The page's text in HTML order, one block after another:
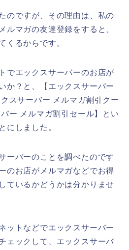
のですが、その理由は、私の
ルマガの友達登録をすると、
くるからです。
でエックスサーバーのお店が
か？と、【エックスサーバー
スサーバー メルマガ割引クー
ー メルマガ割引セール】とい
にしました。
ーバーのことを調べたのです
のお店がメルマガなどでお得
ているかどうかは分かりませ
ットなどでエックスサーバー
ェックして、エックスサーバ